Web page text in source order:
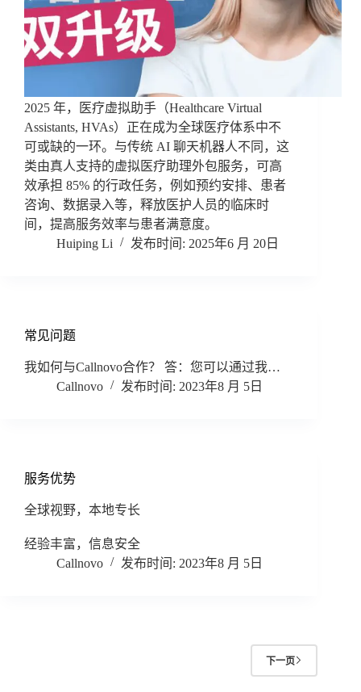
2025 年，医疗虚拟助手（Healthcare Virtual
Assistants, HVAs）正在成为全球医疗体系中不
可或缺的一环。与传统 AI 聊天机器人不同，这
类由真人支持的虚拟医疗助理外包服务，可高
效承担 85% 的行政任务，例如预约安排、患者
咨询、数据录入等，释放医护人员的临床时
间，提高服务效率与患者满意度。
Huiping Li
2025年6 月 20日
常见问题
我如何与Callnovo合作？ 答：您可以通过我…
Callnovo
2023年8 月 5日
服务优势
全球视野，本地专长
经验丰富，信息安全
Callnovo
2023年8 月 5日
下一页